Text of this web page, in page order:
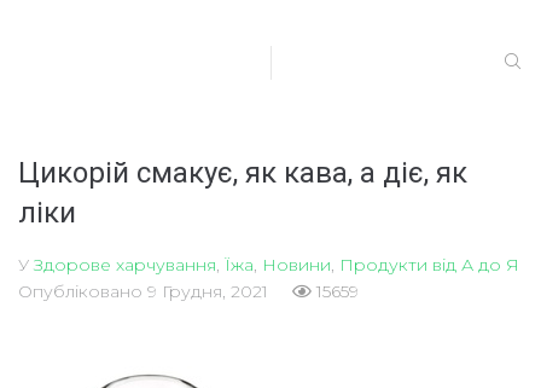
Цикорій смакує, як кава, а діє, як
ліки
УЗдорове харчування Їжа Новини Продукти від А до Я
Опубліковано 9 Грудня, 2021 15659